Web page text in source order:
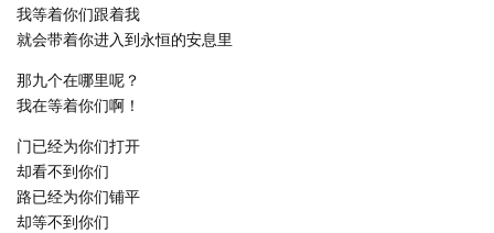
我等着你们跟着我
就会带着你进入到永恒的安息里
那九个在哪里呢？
我在等着你们啊！
门已经为你们打开
却看不到你们
路已经为你们铺平
却等不到你们